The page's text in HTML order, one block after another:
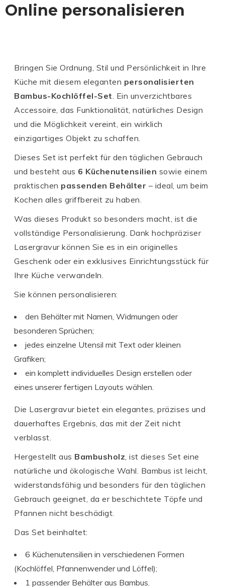
Online personalisieren
Bringen Sie Ordnung, Stil und Persönlichkeit in Ihre
Küche mit diesem eleganten personalisierten
Bambus-Kochlöffel-Set . Ein unverzichtbares
Accessoire, das Funktionalität, natürliches Design
und die Möglichkeit vereint, ein wirklich
einzigartiges Objekt zu schaffen.
Dieses Set ist perfekt für den täglichen Gebrauch
und besteht aus 6 Küchenutensilien sowie einem
praktischen passenden Behälter – ideal, um beim
Kochen alles griffbereit zu haben.
Was dieses Produkt so besonders macht, ist die
vollständige Personalisierung. Dank hochpräziser
Lasergravur können Sie es in ein originelles
Geschenk oder ein exklusives Einrichtungsstück für
Ihre Küche verwandeln.
Sie können personalisieren:
den Behälter mit Namen, Widmungen oder
besonderen Sprüchen;
jedes einzelne Utensil mit Text oder kleinen
Grafiken;
ein komplett individuelles Design erstellen oder
eines unserer fertigen Layouts wählen.
Die Lasergravur bietet ein elegantes, präzises und
dauerhaftes Ergebnis, das mit der Zeit nicht
verblasst.
Hergestellt aus Bambusholz , ist dieses Set eine
natürliche und ökologische Wahl. Bambus ist leicht,
widerstandsfähig und besonders für den täglichen
Gebrauch geeignet, da er beschichtete Töpfe und
Pfannen nicht beschädigt.
Das Set beinhaltet:
6 Küchenutensilien in verschiedenen Formen
(Kochlöffel, Pfannenwender und Löffel);
1 passender Behälter aus Bambus.